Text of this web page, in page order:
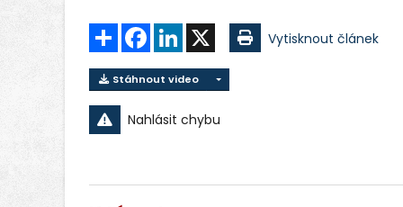
Sdílet FacebookLinkedIn Vytisknout článek
Stáhnout video
Nahlásit chybu